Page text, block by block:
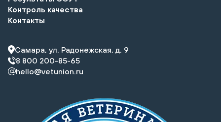
Контроль качества
Контакты
Самара, ул. Радонежская, д. 9
8 800 200-85-65
hello@vetunion.ru